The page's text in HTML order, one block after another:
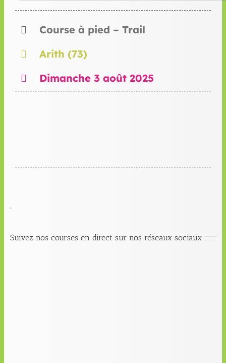
Course à pied – Trail
Arith (73)
Dimanche 3 août 2025
.
Suivez nos courses en direct sur nos réseaux sociaux